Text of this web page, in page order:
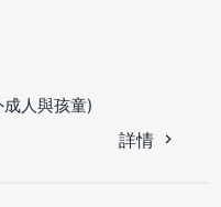
人與孩童)
詳情